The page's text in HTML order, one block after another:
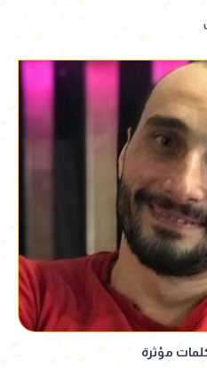
مؤثرة